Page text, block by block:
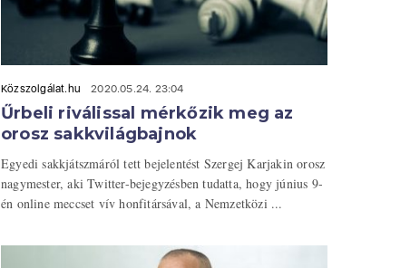
Közszolgálat.hu 2020.05.24. 23:04
Űrbeli riválissal mérkőzik meg az
orosz sakkvilágbajnok
Egyedi sakkjátszmáról tett bejelentést Szergej Karjakin orosz
nagymester, aki Twitter-bejegyzésben tudatta, hogy június 9-
én online meccset vív honfitársával, a Nemzetközi ...